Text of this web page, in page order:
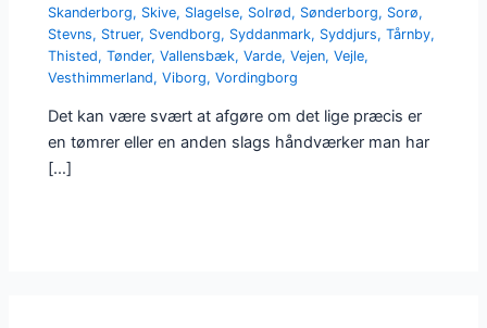
Skanderborg, Skive, Slagelse, Solrød, Sønderborg, Sorø,
Stevns, Struer, Svendborg, Syddanmark, Syddjurs,Tårnby,
Thisted,Tønder,Vallensbæk,Varde,Vejen,Vejle,
Vesthimmerland,Viborg,Vordingborg
Det kan være svært at afgøre om det lige præcis er
en tømrer eller en anden slags håndværker man har
[…]